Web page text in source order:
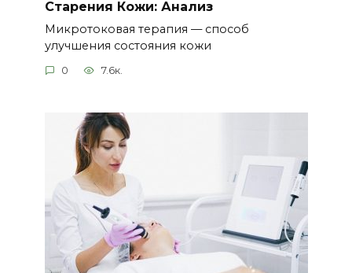
Старения Кожи: Анализ
Микротоковая терапия — способ
улучшения состояния кожи
0 7.6к.